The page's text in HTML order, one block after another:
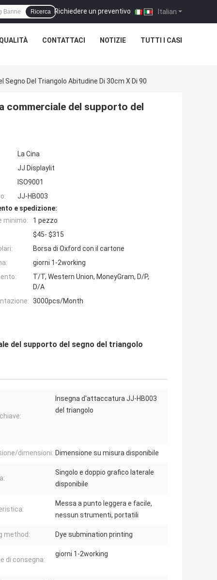
Italian
Richiedere un preventivo |
Ricerca
CONTATTACI NOTIZIE TUTTI I CASI
Del Triangolo Abitudine Di 30cm X Di 90
commerciale del supporto del
La Cina
JJ Displaylit
ISO9001
JJ-HB003
e spedizione:
minimo:
1 pezzo
$45- $315
Borsa di Oxford con il cartone
giorni 1-2working
T/T, Western Union, MoneyGram, D/P,
D/A
3000pcs/Month
del supporto del segno del triangolo
Insegna d'attaccatura JJ-HB003
del triangolo
dimensioni: Dimensione su misura disponibile
Singolo e doppio grafico laterale
disponibile
Messa a punto leggera e facile,
nessun strumenti, portatili
method: Dye submination printing
di consegna:
giorni 1-2working